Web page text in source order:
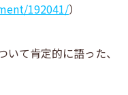
192041/）
て肯定的に語った、